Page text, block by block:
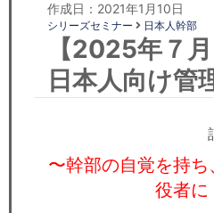
日本人にPR
コンサルティング
リサーチ
作成日：2021年1月10日
シリーズセミナー 日本人幹部
【2025年７
日本人向け管
〜幹部の自覚を持
役者に